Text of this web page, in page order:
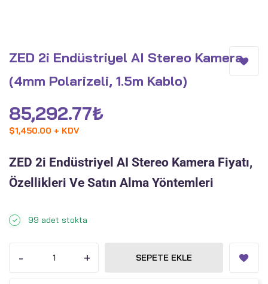
ZED 2i Endüstriyel AI Stereo Kamera
(4mm Polarizeli, 1.5m Kablo)
85,292.77₺
$1,450.00 + KDV
ZED 2i Endüstriyel AI Stereo Kamera Fiyatı,
Özellikleri Ve Satın Alma Yöntemleri
99 adet stokta
- + SEPETE EKLE